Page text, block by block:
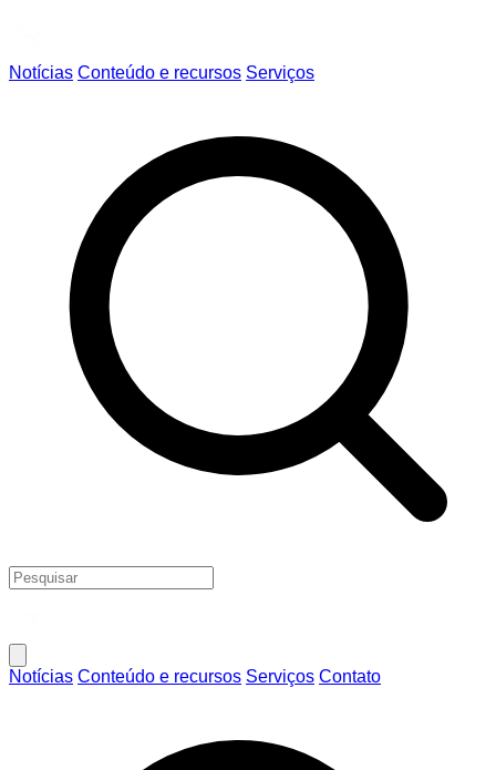
Notícias Conteúdo e recursos Serviços
Notícias Conteúdo e recursos Serviços Contato